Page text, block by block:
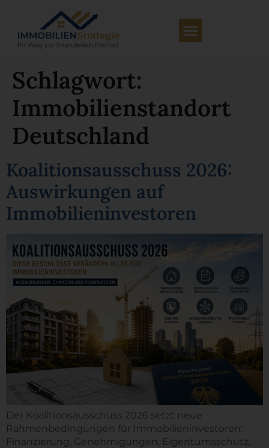
Schlagwort:
Immobilienstandort
Deutschland
Koalitionsausschuss 2026:
Auswirkungen auf
Immobilieninvestoren
Der Koalitionsausschuss 2026 setzt neue
Rahmenbedingungen für Immobilieninvestoren:
Finanzierung, Genehmigungen, Eigentumsschutz,